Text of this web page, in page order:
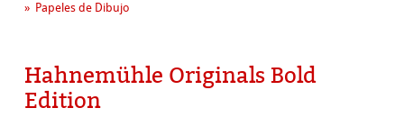
Papeles de Dibujo
Hahnemühle Originals Bold
Edition